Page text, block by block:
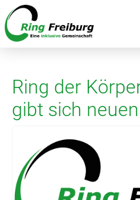
Ring der
gibt sich